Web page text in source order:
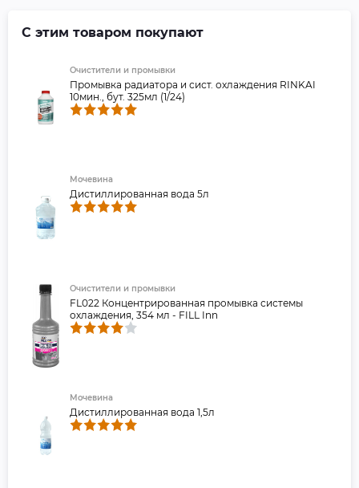
type D SUZUKI Santana Motors
CHEVROLET SAAB B040 1065
UK BS 6580 DOOSAN
014 GS 17009
С этим товаром покупают
Очистители и промывки
Промывка радиатора и сист. охлаждения RINKAI
10мин., бут. 325мл (1/24)
Мочевина
Дистиллированная вода 5л
Очистители и промывки
FL022 Концентрированная промывка системы
охлаждения, 354 мл - FILL Inn
Мочевина
Дистиллированная вода 1,5л